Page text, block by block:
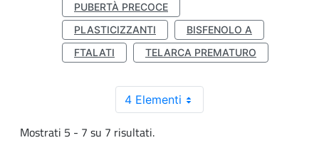
PUBERTÀ PRECOCE
PLASTICIZZANTI
BISFENOLO A
FTALATI
TELARCA PREMATURO
4 Elementi
Mostrati 5 - 7 su 7 risultati.